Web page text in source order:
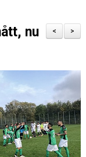
>
<
nu